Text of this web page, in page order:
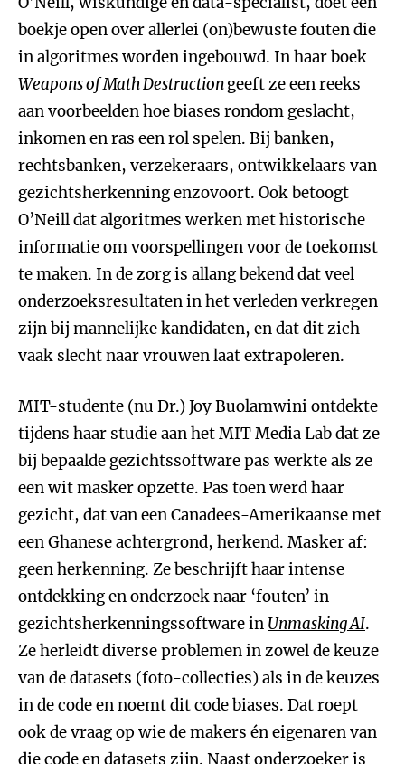
boekje open over allerlei (on)bewuste fouten die
in algoritmes worden ingebouwd. In haar boek
Weapons of Math Destructiongeeft ze een reeks
aan voorbeelden hoe biases rondom geslacht,
inkomen en ras een rol spelen. Bij banken,
rechtsbanken, verzekeraars, ontwikkelaars van
gezichtsherkenning enzovoort. Ook betoogt
O’Neill dat algoritmes werken met historische
informatie om voorspellingen voor de toekomst
te maken. In de zorg is allang bekend dat veel
onderzoeksresultaten in het verleden verkregen
zijn bij mannelijke kandidaten, en dat dit zich
vaak slecht naar vrouwen laat extrapoleren.
MIT-studente (nu Dr.) Joy Buolamwini ontdekte
tijdens haar studie aan het MIT Media Lab dat ze
bij bepaalde gezichtssoftware pas werkte als ze
een wit masker opzette. Pas toen werd haar
gezicht, dat van een Canadees-Amerikaanse met
een Ghanese achtergrond, herkend. Masker af:
geen herkenning. Ze beschrijft haar intense
ontdekking en onderzoek naar ‘fouten’ in
gezichtsherkenningssoftware in Unmasking AI.
Ze herleidt diverse problemen in zowel de keuze
van de datasets (foto-collecties) als in de keuzes
in de code en noemt dit code biases. Dat roept
ook de vraag op wie de makers én eigenaren van
die code en datasets zijn. Naast onderzoeker is